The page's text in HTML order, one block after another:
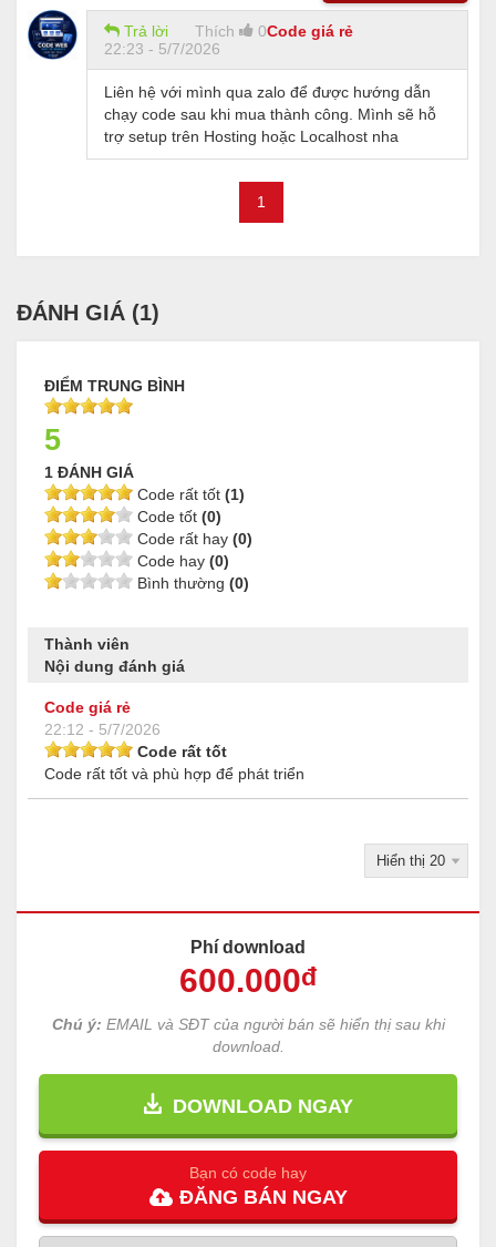
Code giá rẻ
Trả lời Thích
0
22:23 - 5/7/2026
Liên hệ với mình qua zalo để được hướng dẫn
chạy code sau khi mua thành công. Mình sẽ hỗ
trợ setup trên Hosting hoặc Localhost nha
1
ĐÁNH GIÁ (1)
ĐIỂM TRUNG BÌNH
5
1 ĐÁNH GIÁ
Code rất tốt (1)
Code tốt (0)
Code rất hay (0)
Code hay (0)
Bình thường (0)
Thành viên
Nội dung đánh giá
Code giá rẻ
22:12 - 5/7/2026
Code rất tốt
Code rất tốt và phù hợp để phát triển
Phí download
600.000đ
Chú ý: EMAIL và SĐT của người bán sẽ hiển thị sau khi
download.
DOWNLOAD NGAY
Bạn có code hay
ĐĂNG BÁN NGAY